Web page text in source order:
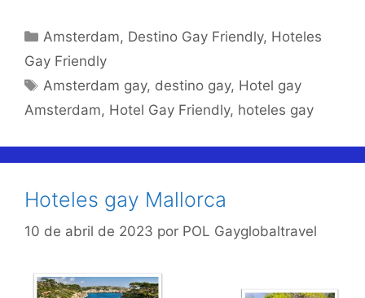
Categorías
Amsterdam, Destino Gay Friendly, Hoteles
Gay Friendly
Etiquetas
Amsterdam gay, destino gay, Hotel gay
Amsterdam, Hotel Gay Friendly, hoteles gay
Hoteles gay Mallorca
10 de abril de 2023 por POL Gayglobaltravel